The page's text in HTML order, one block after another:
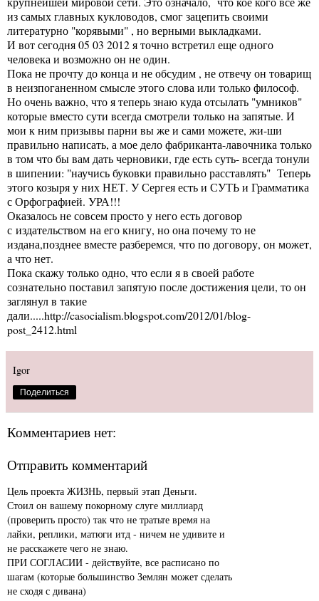
из самых главных кукловодов, смог зацепить своими
литературно "корявыми" , но верными выкладками.
И вот сегодня 05 03 2012 я точно встретил еще одного
человека и возможно он не один.
Пока не прочту до конца и не обсудим , не отвечу он товарищ
в неизпоганенном смысле этого слова или только философ.
Но очень важно, что я теперь знаю куда отсылать "умников"
которые вместо сути всегда смотрели только на запятые. И
мои к ним призывы парни вы же и сами можете, жи-ши
правильно написать, а мое дело фабриканта-лавочника только
в том что бы вам дать черновики, где есть суть- всегда тонули
в шипении: "научись буковки правильно расставлять" Теперь
этого козыря у них НЕТ. У Сергея есть и СУТЬ и Грамматика
с Орфографией. УРА!!!
Оказалось не совсем просто у него есть договор
с издательством на его книгу, но она почему то не
издана,позднее вместе разберемся, что по договору, он может,
а что нет.
Пока скажу только одно, что если я в своей работе
сознательно поставил запятую после достижения цели, то он
заглянул в такие
дали.....http://casocialism.blogspot.com/2012/01/blog-
post_2412.html
Igor
Поделиться
Комментариев нет:
Отправить комментарий
Цель проекта ЖИЗНЬ, первый этап Деньги.
Стоил он вашему покорному слуге миллиард
(проверить просто) так что не тратьте время на
лайки, реплики, матюги итд - ничем не удивите и
не расскажете чего не знаю.
ПРИ СОГЛАСИИ - действуйте, все расписано по
шагам (которые большинство Землян может сделать
не сходя с дивана)